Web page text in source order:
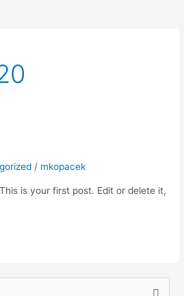
/ mkopacek
is your first post. Edit or delete it,